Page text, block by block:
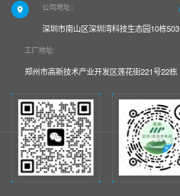
公司地址：
深圳市南山区深圳湾科技生态园10栋503
工厂地址:
郑州市高新技术产业开发区莲花街221号22栋